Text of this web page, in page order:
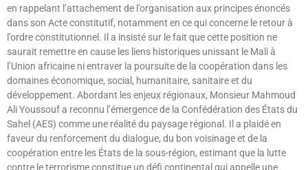
en rappelant l’attachement de l’organisation aux principes énoncés
dans son Acte constitutif, notamment en ce qui concerne le retour à
l’ordre constitutionnel. Il a insisté sur le fait que cette position ne
saurait remettre en cause les liens historiques unissant le Mali à
l’Union africaine ni entraver la poursuite de la coopération dans les
domaines économique, social, humanitaire, sanitaire et du
développement. Abordant les enjeux régionaux, Monsieur Mahmoud
Ali Youssouf a reconnu l’émergence de la Confédération des États du
Sahel (AES) comme une réalité du paysage régional. Il a plaidé en
faveur du renforcement du dialogue, du bon voisinage et de la
coopération entre les États de la sous-région, estimant que la lutte
contre le terrorisme constitue un défi continental qui appelle une